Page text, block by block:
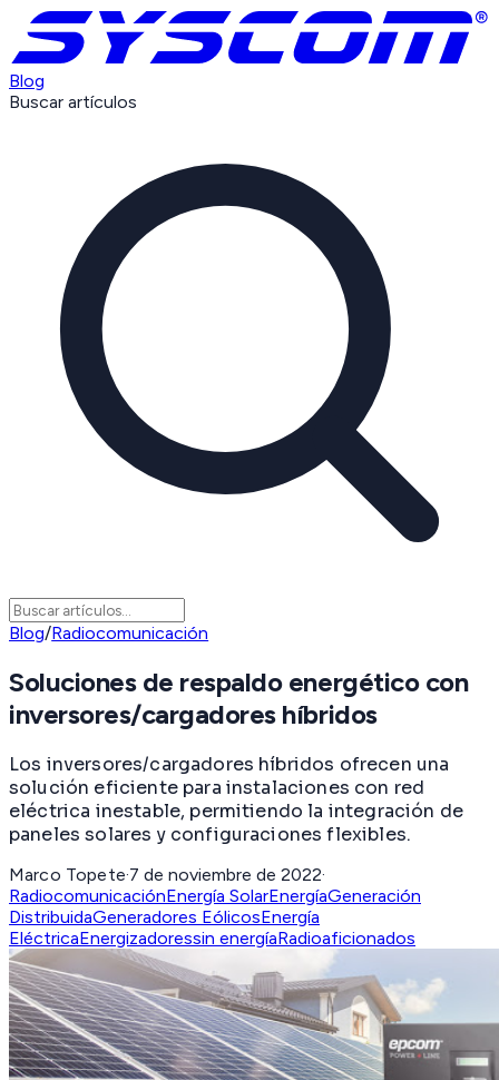
Blog
Buscar artículos
Blog/Radiocomunicación
Soluciones de respaldo energético con
inversores/cargadores híbridos
Los inversores/cargadores híbridos ofrecen una
solución eficiente para instalaciones con red
eléctrica inestable, permitiendo la integración de
paneles solares y configuraciones flexibles.
Marco Topete·7 de noviembre de 2022·
RadiocomunicaciónEnergía SolarEnergíaGeneración
DistribuidaGeneradores EólicosEnergía
EléctricaEnergizadoressin energíaRadioaficionados